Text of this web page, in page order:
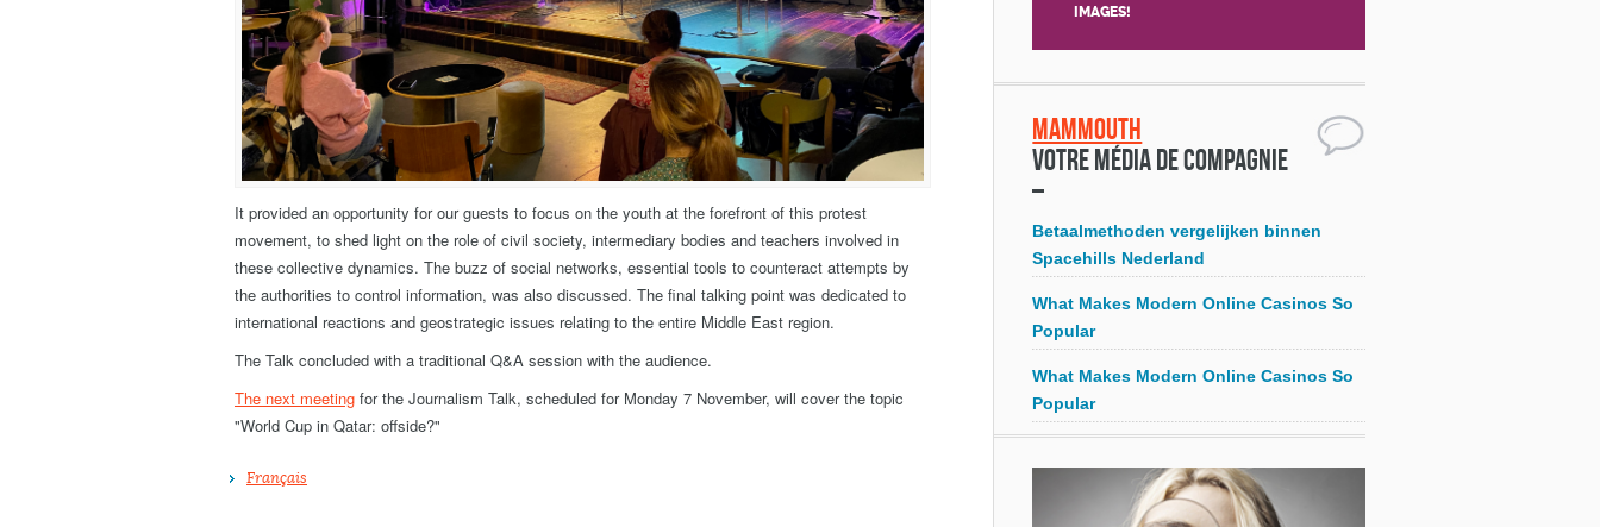
It provided an opportunity for our guests to focus on the youth at the forefront of this protest
movement, to shed light on the role of civil society, intermediary bodies and teachers involved in
these collective dynamics. The buzz of social networks, essential tools to counteract attempts by
the authorities to control information, was also discussed. The final talking point was dedicated to
international reactions and geostrategic issues relating to the entire Middle East region.
The Talk concluded with a traditional Q&A session with the audience.
The next meeting for the Journalism Talk, scheduled for Monday 7 November, will cover the topic
"World Cup in Qatar: offside?"
Français
IMAGES!
Mammouth
Votre média de compagnie
Betaalmethoden vergelijken binnen
Spacehills Nederland
What Makes Modern Online Casinos So
Popular
What Makes Modern Online Casinos So
Popular